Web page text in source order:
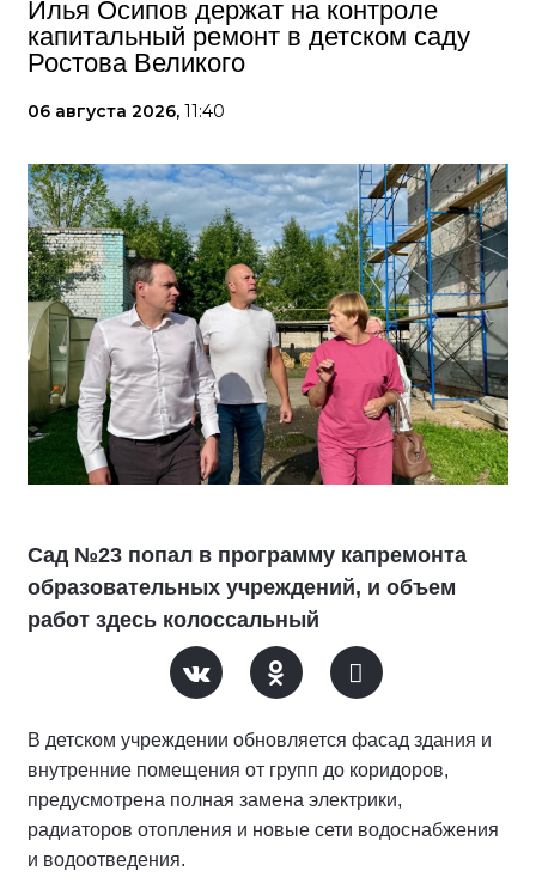
Илья Осипов держат на контроле
капитальный ремонт в детском саду
Ростова Великого
06 августа 2026, 11:40
Сад №23 попал в программу капремонта
образовательных учреждений, и объем
работ здесь колоссальный
В детском учреждении обновляется фасад здания и
внутренние помещения от групп до коридоров,
предусмотрена полная замена электрики,
радиаторов отопления и новые сети водоснабжения
и водоотведения.